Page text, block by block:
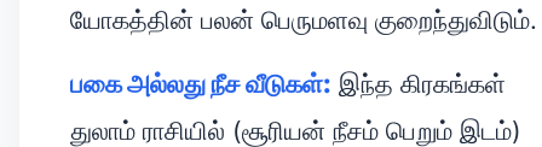
யோகத்தின் பலன் பெருமளவு குறைந்துவிடும்.
பகை அல்லது நீச வீடுகள்: இந்த கிரகங்கள்
துலாம் ராசியில் (சூரியன் நீசம் பெறும் இடம்)